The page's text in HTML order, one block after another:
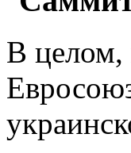
В целом,